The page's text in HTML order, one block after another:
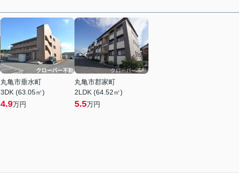
丸亀市垂水町
3DK (63.05㎡)
4.9万円
丸亀市郡家町
2LDK (64.52㎡)
5.5万円